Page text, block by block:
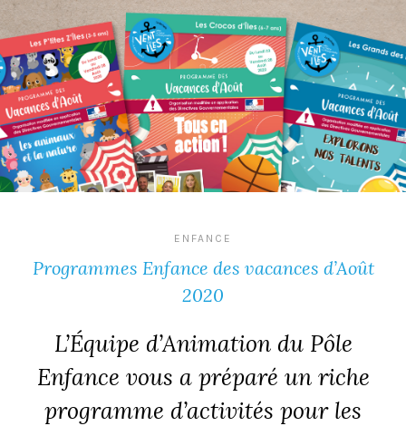
ENFANCE
Programmes Enfance des vacances d’Août
2020
L’Équipe d’Animation du Pôle
Enfance vous a préparé un riche
programme d’activités pour les